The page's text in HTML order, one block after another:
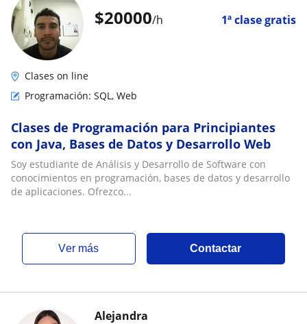
$20000/h 1ª clase gratis
Clases on line
Programación: SQL, Web
Clases de Programación para Principiantes
con Java, Bases de Datos y Desarrollo Web
Soy estudiante de Análisis y Desarrollo de Software con
conocimientos en programación, bases de datos y desarrollo
de aplicaciones. Ofrezco...
ver más Contactar
Alejandra